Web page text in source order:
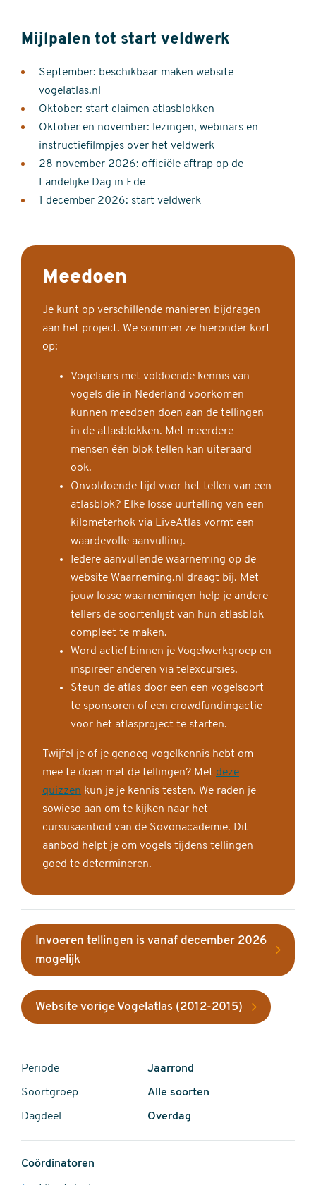
Mijlpalen tot start veldwerk
September: beschikbaar maken website
vogelatlas.nl
Oktober: start claimen atlasblokken
Oktober en november: lezingen, webinars en
instructiefilmpjes over het veldwerk
28 november 2026: officiële aftrap op de
Landelijke Dag in Ede
1 december 2026: start veldwerk
Meedoen
Je kunt op verschillende manieren bijdragen
aan het project. We sommen ze hieronder kort
op:
Vogelaars met voldoende kennis van
vogels die in Nederland voorkomen
kunnen meedoen doen aan de tellingen
in de atlasblokken. Met meerdere
mensen één blok tellen kan uiteraard
ook.
Onvoldoende tijd voor het tellen van een
atlasblok? Elke losse uurtelling van een
kilometerhok via LiveAtlas vormt een
waardevolle aanvulling.
Iedere aanvullende waarneming op de
website Waarneming.nl draagt bij. Met
jouw losse waarnemingen help je andere
tellers de soortenlijst van hun atlasblok
compleet te maken.
Word actief binnen je Vogelwerkgroep en
inspireer anderen via telexcursies.
Steun de atlas door een een vogelsoort
te sponsoren of een crowdfundingactie
voor het atlasproject te starten.
Twijfel je of je genoeg vogelkennis hebt om
mee te doen met de tellingen? Met deze
quizzen kun je je kennis testen. We raden je
sowieso aan om te kijken naar het
cursusaanbod van de Sovonacademie. Dit
aanbod helpt je om vogels tijdens tellingen
goed te determineren.
Invoeren tellingen is vanaf december 2026
mogelijk
Website vorige Vogelatlas (2012-2015)
Periode Jaarrond
Soortgroep Alle soorten
Dagdeel Overdag
Coördinatoren